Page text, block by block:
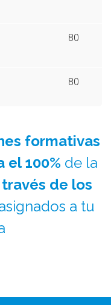
80
80
formativas
el 100% de la
través de los
a tu